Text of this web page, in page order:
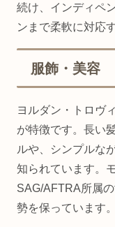
続け、インディペ
ンまで柔軟に対応
服飾・美容
ヨルダン・トロヴ
が特徴です。長い
ルや、シンプルな
知られています。
SAG/AFTRA所属
勢を保っています。